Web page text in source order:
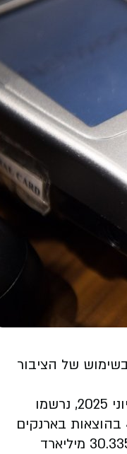
של הציבור
לפי נתוני חברת שבא, בחציון הראשון של שנת 2025, בין ה-1 בינואר ל-30 ביוני 2025, נרשמו
הוצאות בהיקף כולל של 43.049 מיליארד שקלים. מדובר על עלייה של 41.9% בהוצאות בארנקים
דיגיטליים לעומת החציון הראשון של שנת 2024 שבו סך ההוצאות עמדו על 30.335 מיליארד